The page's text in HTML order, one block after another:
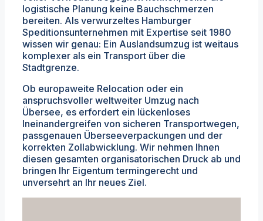
logistische Planung keine Bauchschmerzen
bereiten. Als verwurzeltes Hamburger
Speditionsunternehmen mit Expertise seit 1980
wissen wir genau: Ein Auslandsumzug ist weitaus
komplexer als ein Transport über die
Stadtgrenze.
Ob europaweite Relocation oder ein
anspruchsvoller weltweiter Umzug nach
Übersee, es erfordert ein lückenloses
Ineinandergreifen von sicheren Transportwegen,
passgenauen Überseeverpackungen und der
korrekten Zollabwicklung. Wir nehmen Ihnen
diesen gesamten organisatorischen Druck ab und
bringen Ihr Eigentum termingerecht und
unversehrt an Ihr neues Ziel.